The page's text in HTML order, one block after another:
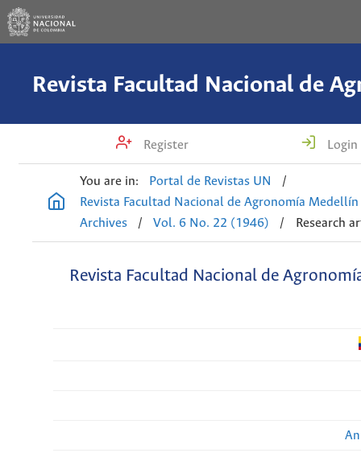
Register Login
You are in: Portal de Revistas UN
/
Revista Facultad Nacional de Agronomía Medellín
Archives
/ Vol. 6 No. 22 (1946) / Research
Revista Facultad Nacional de